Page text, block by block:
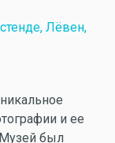
Лёвен,
и ее
был